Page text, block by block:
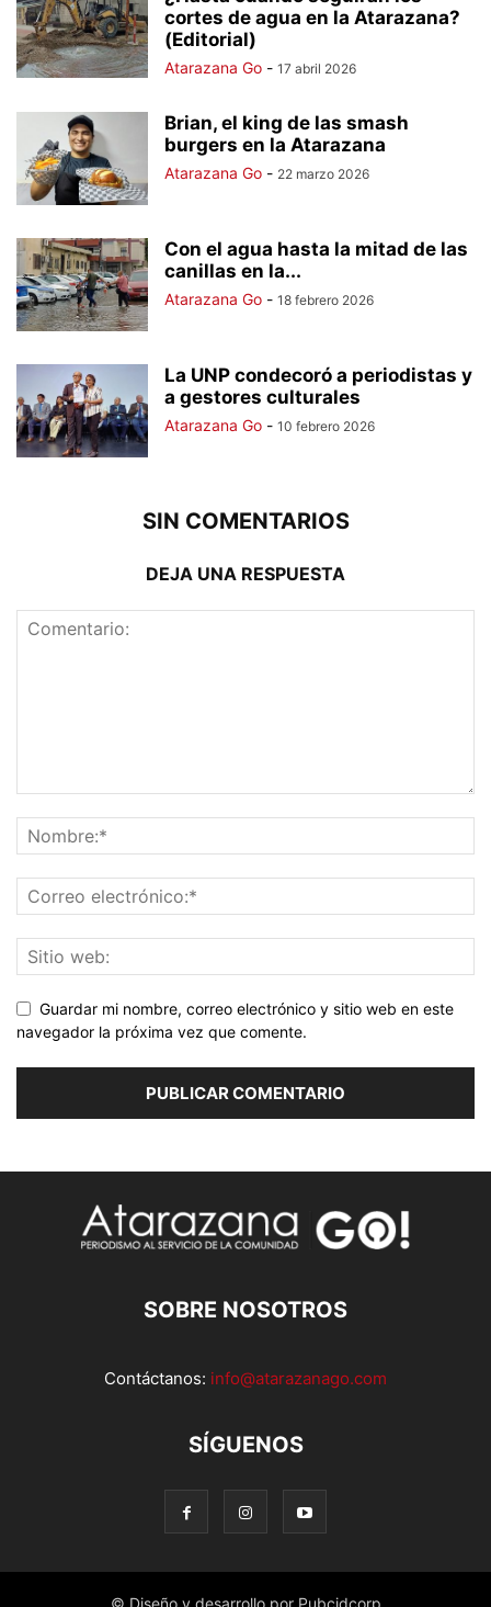
cortes de agua en la Atarazana?
(Editorial)
Atarazana Go - 17 abril 2026
Brian, el king de las smash
burgers en la Atarazana
Atarazana Go - 22 marzo 2026
Con el agua hasta la mitad de las
canillas en la...
Atarazana Go - 18 febrero 2026
La UNP condecoró a periodistas y
a gestores culturales
Atarazana Go - 10 febrero 2026
SIN COMENTARIOS
DEJA UNA RESPUESTA
Guardar mi nombre, correo electrónico y sitio web en este
navegador la próxima vez que comente.
SOBRE NOSOTROS
Contáctanos: info@atarazanago.com
SÍGUENOS
© Diseño y desarrollo por Pubcidcorp